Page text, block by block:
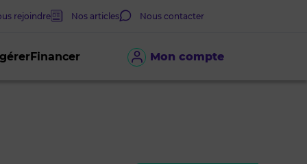
Mon compte
Financer
rejoindre Nos articles Nous contacter